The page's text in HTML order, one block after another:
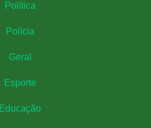
Política
Polícia
Geral
Esporte
Educação